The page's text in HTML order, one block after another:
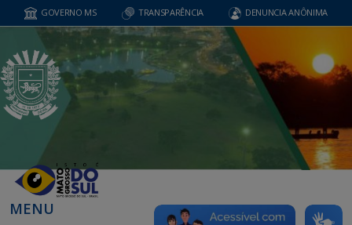
GOVERNO MS TRANSPARÊNCIA DENUNCIA ANÔNIMA
MENU